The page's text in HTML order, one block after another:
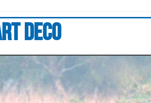
deco